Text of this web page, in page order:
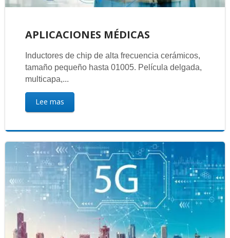
APLICACIONES MÉDICAS
Inductores de chip de alta frecuencia cerámicos,
tamaño pequeño hasta 01005. Película delgada,
multicapa,...
Lee mas